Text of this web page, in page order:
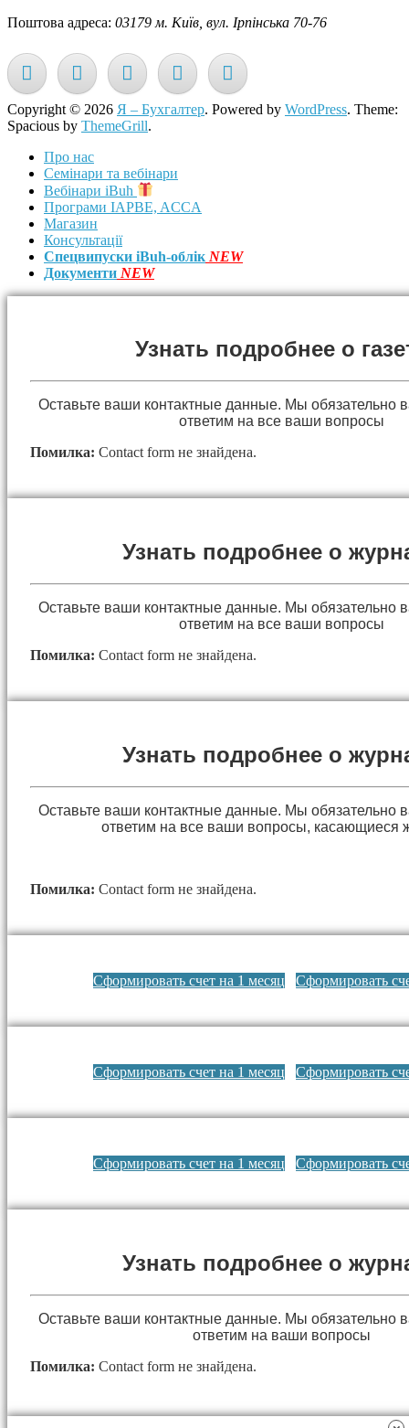
Поштова адреса: 03179 м. Київ, вул. Ірпінська 70-76
Copyright © 2026 Я – Бухгалтер. Powered by WordPress. Theme:
Spacious by ThemeGrill.
Про нас
Семінари та вебінари
Вебінари iBuh
Програми IAPBE, ACCA
Магазин
Консультації
Спецвипуски iBuh-облік NEW
Документи NEW
Узнать подробнее о
Оставьте ваши контактные данные. Мы обязательно
ответим на все ваши вопросы
Помилка: Contact form не знайдена.
Узнать подробнее о
Оставьте ваши контактные данные. Мы обязательно
ответим на все ваши вопросы
Помилка: Contact form не знайдена.
Узнать подробнее о
Оставьте ваши контактные данные. Мы обязательно
ответим на все ваши вопросы, касающиеся
Помилка: Contact form не знайдена.
Сформировать счет на 1 месяц Сформировать
Сформировать счет на 1 месяц Сформировать
Сформировать счет на 1 месяц Сформировать
Узнать подробнее о
Оставьте ваши контактные данные. Мы обязательно
ответим на ваши вопросы
Помилка: Contact form не знайдена.